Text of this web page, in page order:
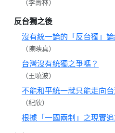
（李壽林）
反台獨之後
沒有統一論的「反台獨」
（陳映真）
台灣沒有統獨之爭嗎？
（王曉波）
不能和平統一就只能走向
（紀欣）
根據「一國兩制」之現實追